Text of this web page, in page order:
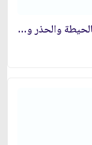
الموضوع: ضرورة تحلي القوات المسلحة بالحيطة والحذر والتواجد في جبهات القتال‏